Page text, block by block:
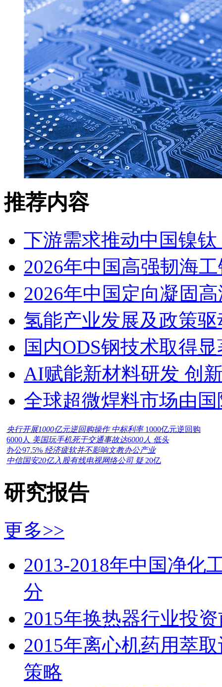
推荐内容
下游需求推动中国镍
2026年中国高强韧海
2026年中国定向凝固
氢能产业发展及政策
国内ODS钢技术取得
AI赋能新材料研发 创
全球超微焊料市场由
央行开展1000亿元逆回购操作 中标利率 1000亿元逆回购
6000人 美国玩手机死于交通事故达6000人 低头
办公97.5% 经济疲软并不影响文教办公产业
中信国安20亿入股有线电视网络公司 疑 20亿
研究报告
更多>>
2013-2018年中国净化
分
2015年换热器行业投
2015年离心机药用萃
策略